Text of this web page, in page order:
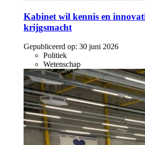
Kabinet wil kennis en
krijgsmacht
Gepubliceerd op: 30 juni 2026
Politiek
Wetenschap